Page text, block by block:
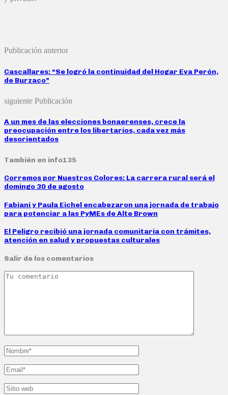
Publicación anterior
Cascallares: “Se logró la continuidad del Hogar Eva Perón,
de Burzaco”
siguiente Publicación
A un mes de las elecciones bonaerenses, crece la
preocupación entre los libertarios, cada vez más
desorientados
También en info135
Corremos por Nuestros Colores: La carrera rural será el
domingo 30 de agosto
Fabiani y Paula Eichel encabezaron una jornada de trabajo
para potenciar a las PyMEs de Alte Brown
El Peligro recibió una jornada comunitaria con trámites,
atención en salud y propuestas culturales
Salir de los comentarios